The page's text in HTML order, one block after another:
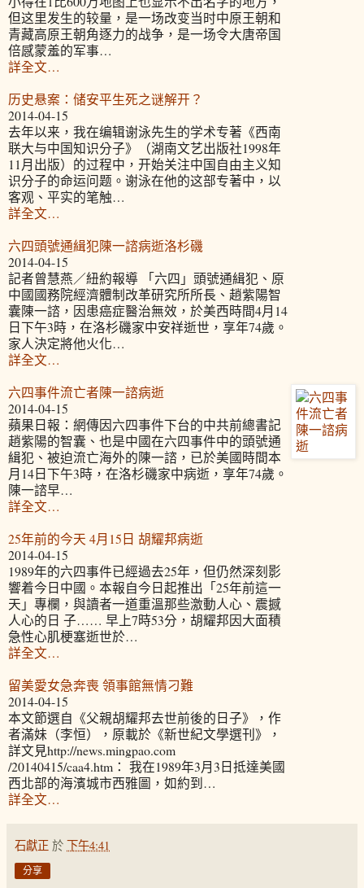
但这里发生的较量，是一场改变当时中原王朝和
青藏高原王朝角逐力的战争，是一场令大唐帝国
倍感蒙羞的军事…
詳全文…
历史悬案：储安平生死之谜解开？
2014-04-15
去年以来，我在编辑谢泳先生的学术专著《西南
联大与中国知识分子》（湖南文艺出版社1998年
11月出版）的过程中，开始关注中国自由主义知
识分子的命运问题。谢泳在他的这部专著中，以
客观、平实的笔触…
詳全文…
六四頭號通緝犯陳一諮病逝洛杉磯
2014-04-15
記者曾慧燕／紐約報導 「六四」頭號通緝犯、原
中國國務院經濟體制改革研究所所長、趙紫陽智
囊陳一諮，因患癌症醫治無效，於美西時間4月14
日下午3時，在洛杉磯家中安祥逝世，享年74歲。
家人決定將他火化…
詳全文…
六四事件流亡者陳一諮病逝
2014-04-15
蘋果日報：網傳因六四事件下台的中共前總書記
趙紫陽的智囊、也是中國在六四事件中的頭號通
緝犯、被迫流亡海外的陳一諮，已於美國時間本
月14日下午3時，在洛杉磯家中病逝，享年74歲。
陳一諮早…
詳全文…
25年前的今天 4月15日 胡耀邦病逝
2014-04-15
1989年的六四事件已經過去25年，但仍然深刻影
響着今日中國。本報自今日起推出「25年前這一
天」專欄，與讀者一道重溫那些激動人心、震撼
人心的日 子…… 早上7時53分，胡耀邦因大面積
急性心肌梗塞逝世於…
詳全文…
留美愛女急奔喪 領事館無情刁難
2014-04-15
本文節選自《父親胡耀邦去世前後的日子》，作
者滿妹（李恒），原載於《新世紀文學選刊》，
詳文見http://news.mingpao.com
/20140415/caa4.htm： 我在1989年3月3日抵達美國
西北部的海濱城市西雅圖，如約到…
詳全文…
石獻正 於 下午4:41
分享